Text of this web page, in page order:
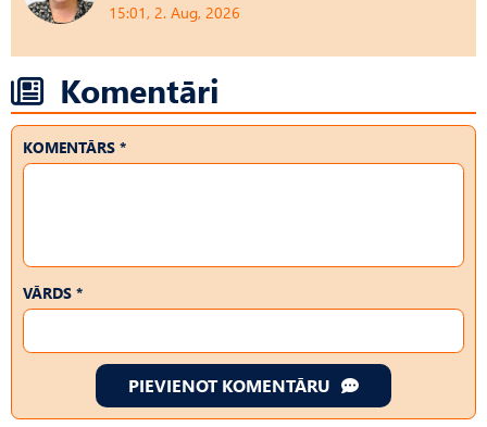
15:01, 2. Aug, 2026
Komentāri
KOMENTĀRS *
VĀRDS *
PIEVIENOT KOMENTĀRU